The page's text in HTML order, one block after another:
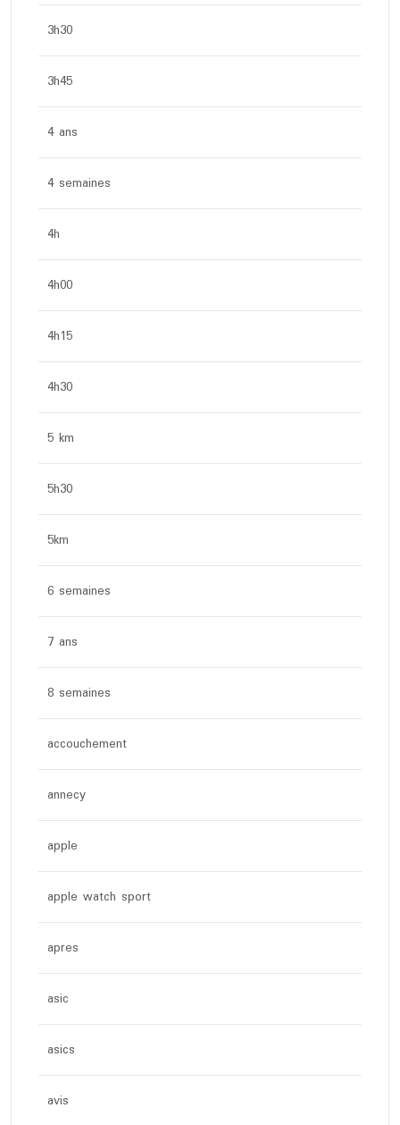
3h30
3h45
4 ans
4 semaines
4h
4h00
4h15
4h30
5 km
5h30
5km
6 semaines
7 ans
8 semaines
accouchement
annecy
apple
apple watch sport
apres
asic
asics
avis